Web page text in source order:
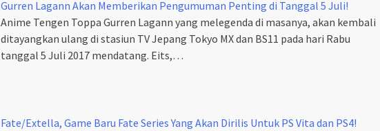
Gurren Lagann Akan Memberikan Pengumuman Penting di Tanggal 5 Juli!
Anime Tengen Toppa Gurren Lagann yang melegenda di masanya, akan kembali
ditayangkan ulang di stasiun TV Jepang Tokyo MX dan BS11 pada hari Rabu
tanggal 5 Juli 2017 mendatang. Eits,…
Fate/Extella, Game Baru Fate Series Yang Akan Dirilis Untuk PS Vita dan PS4!